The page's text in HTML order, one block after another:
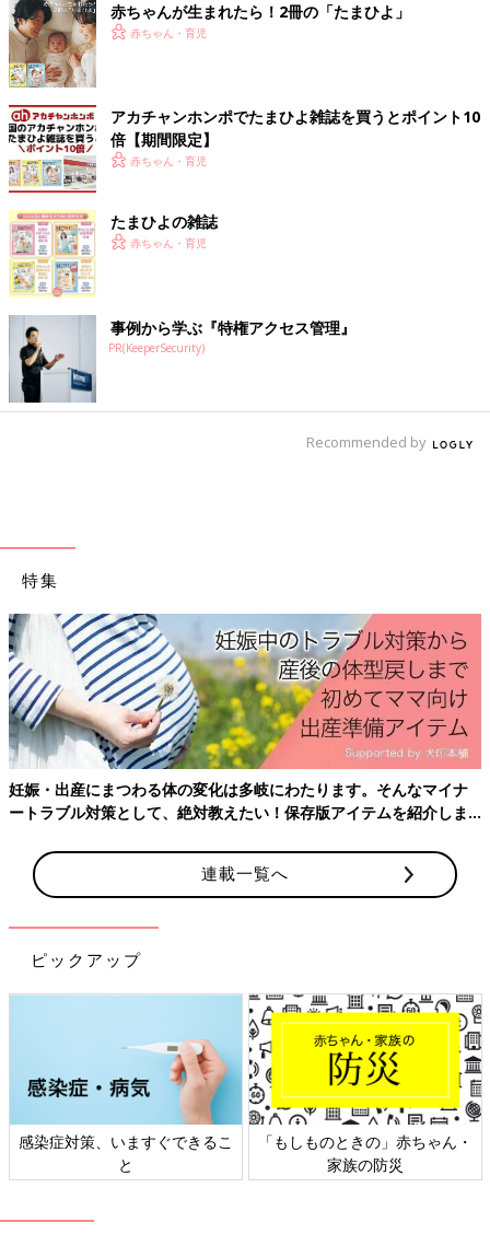
鉄分は健康や美容にも欠かせないミネラルです。しかし、ポリフ
ェノールの一種であるタンニンと一緒に摂ると、鉄分が体内へう
まく吸収されなくなることがあります。
タンニンと鉄分のサプリメントを同時に摂取するのは避けるほ
か、タンニンは緑茶などに含まれているため、お茶で鉄分のサプ
リメントを服用しないようにしましょう。（※3）
亜鉛＋鉄分・カルシウム・食物繊維
亜鉛はホルモンの合成や免疫などに関与し、からだの成長と維持
に大切な栄養素です。（※4）亜鉛は、不足しがちな栄養素として
知られているので、サプリメントから摂取したいと思っている人
もいるのではないでしょうか？
亜鉛を摂りたい人がまず気をつけなければならないのが鉄分で
す。亜鉛と一緒に摂取すると、亜鉛の吸収を妨げることがありま
す。また、カルシウムも過剰に摂取すると亜鉛の吸収を阻害する
す。（※5）
薬とサプリメントの安全な飲み方
からだのためを思って摂取したはずのサプリメントで体調を崩し
てしまっては本末転倒です。薬とサプリメントを併用するとき
は、まず医師や薬剤師に相談しましょう。自己判断での摂取は、
思わぬリスクを招くことがあります。
また、用法・用量を守ることも重要です。適量を超えて摂取する
と、逆効果になったり、副作用が出たりすることがあるので注意
サプリメントは正しく活用しよう！
赤ちゃんが生まれたら！2冊の「たまひよ」
赤ちゃん・育児
アカチャンホンポでたまひよ雑誌を買うとポイント10
倍【期間限定】
赤ちゃん・育児
たまひよの雑誌
赤ちゃん・育児
事例から学ぶ『特権アクセス管理』
PR(KeeperSecurity)
Recommended by
特集
妊娠・出産にまつわる体の変化は多岐にわたります。そんなマイナ
ートラブル対策として、絶対教えたい！保存版アイテムを紹介しま
連載一覧へ
ピックアップ
感染症対策、いますぐできるこ
と
「もしものときの」赤ちゃん・
家族の防災